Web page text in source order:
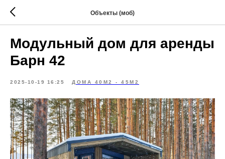
Объекты (моб)
Модульный дом для аренды
Барн 42
2025-10-19 16:25 ДОМА 40М2 - 45М2